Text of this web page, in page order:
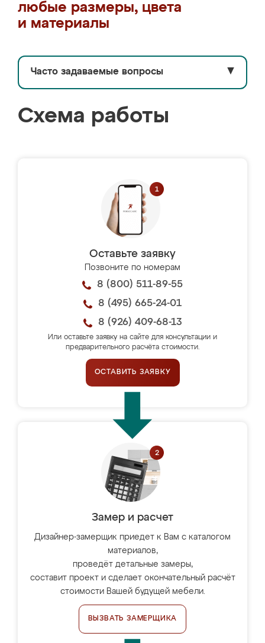
любые размеры, цвета
и материалы
Часто задаваемые вопросы ▼
Схема работы
Оставьте заявку
Позвоните по номерам
8 (800) 511-89-55
8 (495) 665-24-01
8 (926) 409-68-13
Или оставьте заявку на сайте для консультации и
предварительного расчёта стоимости.
ОСТАВИТЬ ЗАЯВКУ
Замер и расчет
Дизайнер-замерщик приедет к Вам с каталогом
материалов,
проведёт детальные замеры,
составит проект и сделает окончательный расчёт
стоимости Вашей будущей мебели.
ВЫЗВАТЬ ЗАМЕРЩИКА